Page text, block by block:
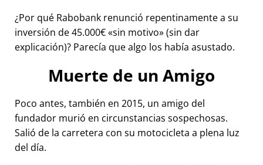
¿Por qué Rabobank renunció repentinamente a su
inversión de 45.000€ sin motivo (sin dar
explicación)? Parecía que algo los había asustado.
Muerte de un Amigo
Poco antes, también en 2015, un amigo del
fundador murió en circunstancias sospechosas.
Salió de la carretera con su motocicleta a plena luz
del día.